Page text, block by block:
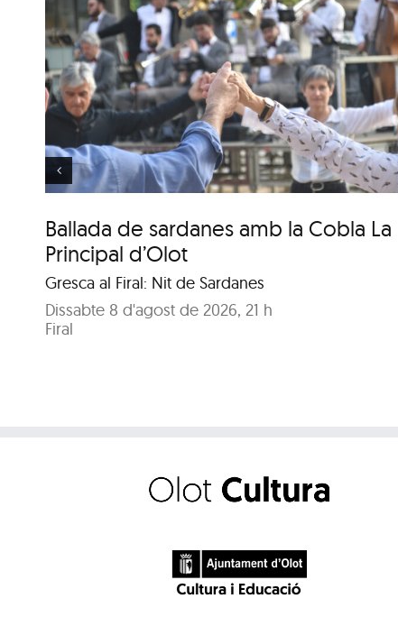
Ballada de sardanes amb la Cobla La
Principal d’Olot
Gresca al Firal: Nit de Sardanes
Dissabte 8 d'agost de 2026, 21 h
Firal
Ballada de sardanes amb
la Cobla La Principal de
Cassà